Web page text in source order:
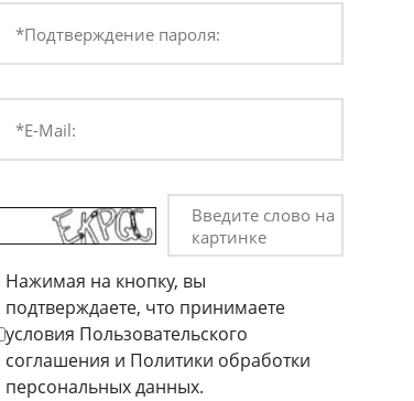
*Подтверждение пароля:
*E-Mail:
Введите слово на
картинке
Нажимая на кнопку, вы
подтверждаете, что принимаете
условия Пользовательского
соглашения и Политики обработки
персональных данных.